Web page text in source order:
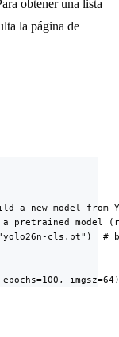
obtener una lista
la página de
a new model from
pretrained model
cls.pt")  #
imgsz=64)